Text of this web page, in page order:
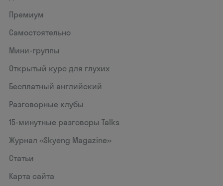
Премиум
Самостоятельно
Мини-группы
Открытый курс для глухих
Бесплатный английский
Разговорные клубы
15‑минутные разговоры Talks
Журнал «Skyeng Magazine»
Статьи
Карта сайта